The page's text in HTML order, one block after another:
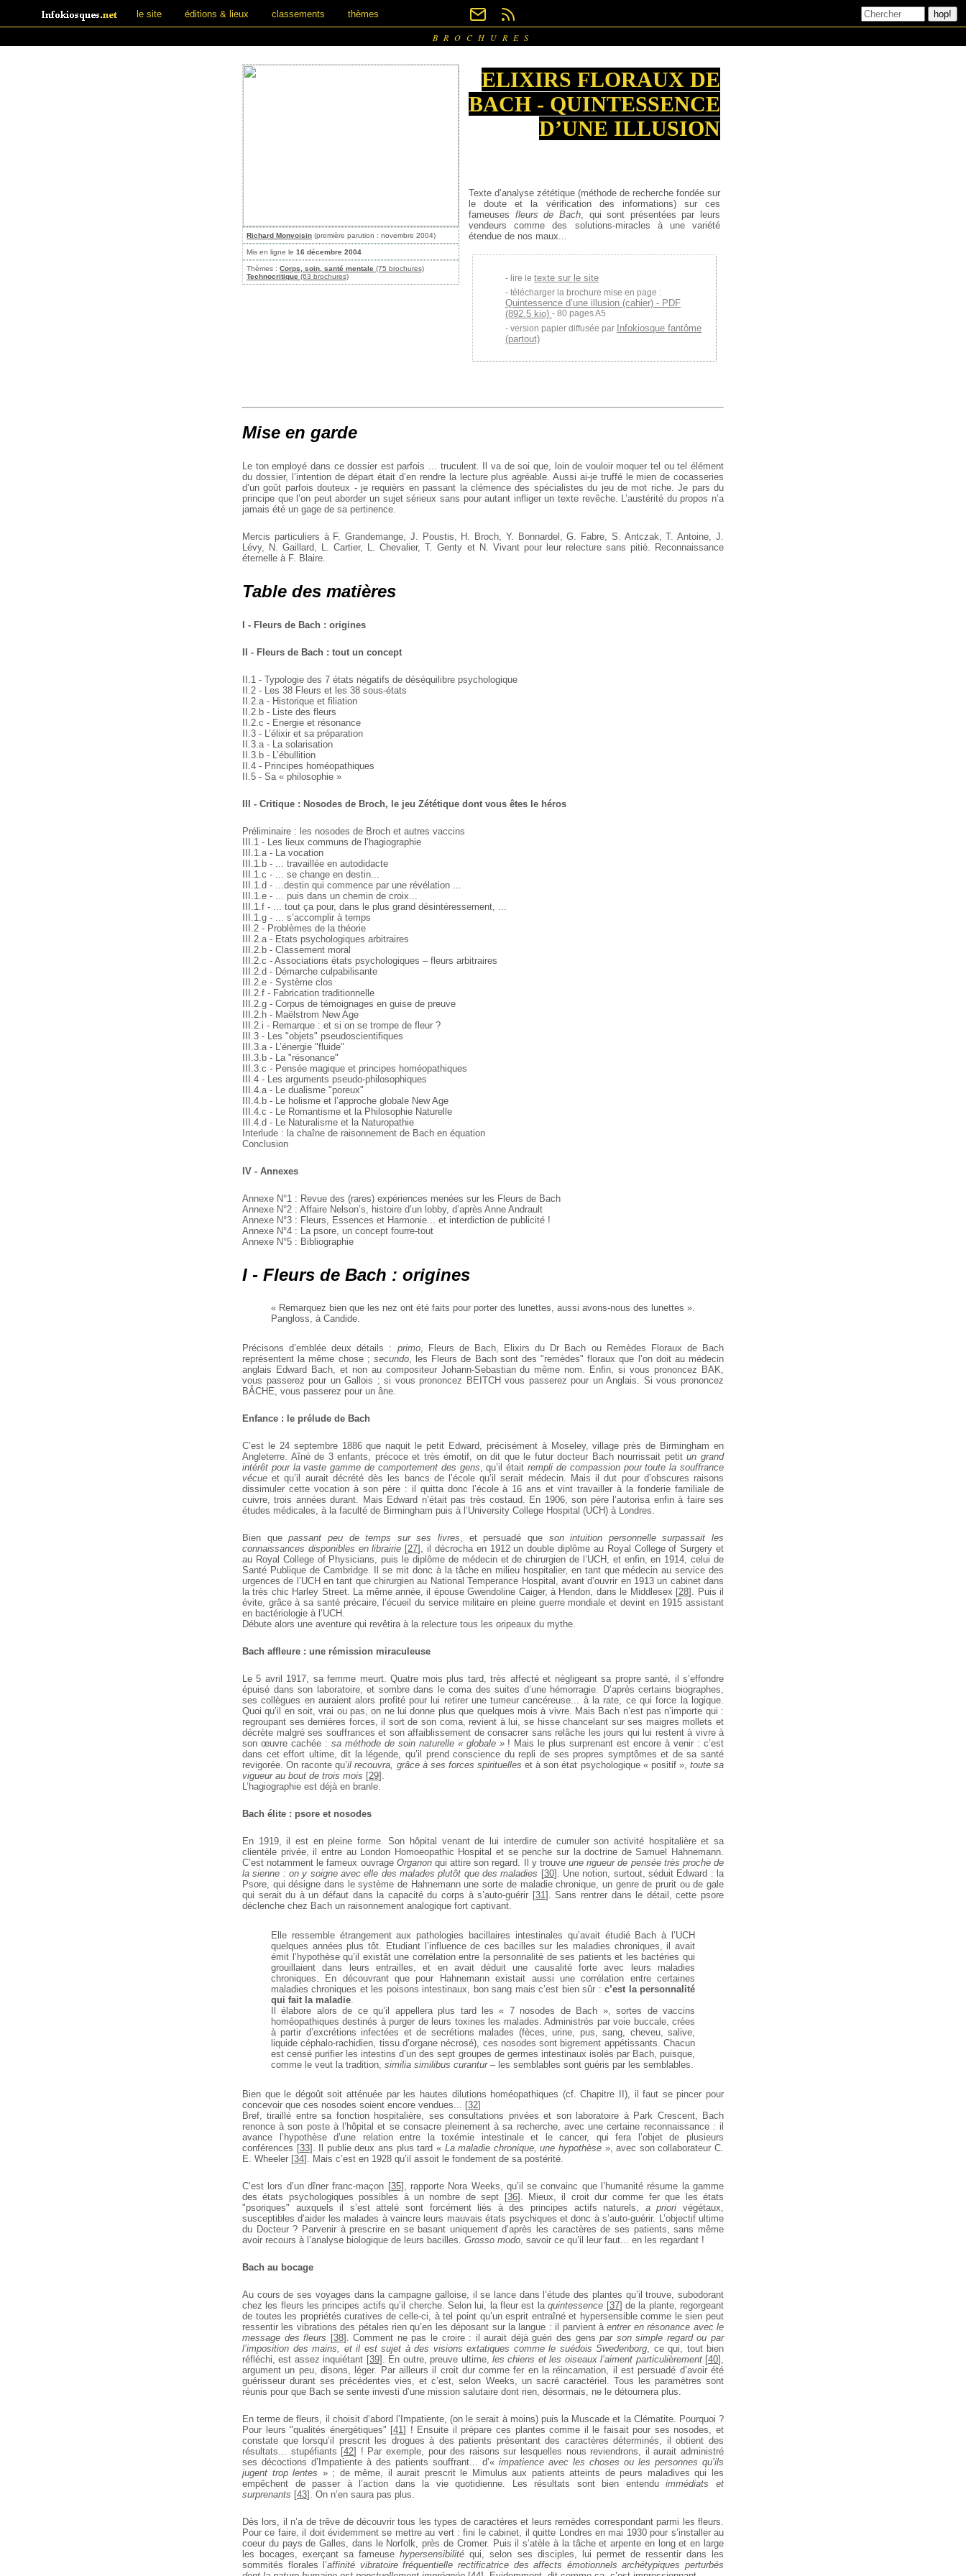
le site éditions & lieux classements thèmes
BROCHURES
Richard Monvoisin (première parution : novembre 2004)
Mis en ligne le 16 décembre 2004
Thèmes : Corps, soin, santé mentale (75 brochures)
Technocritique (63 brochures)
ELIXIRS FLORAUX DE
BACH - QUINTESSENCE
D’UNE ILLUSION
Texte d’analyse zététique (méthode de recherche fondée sur
le doute et la vérification des informations) sur ces
fameuses fleurs de Bach, qui sont présentées par leurs
vendeurs comme des solutions-miracles à une variété
étendue de nos maux...
lire le texte sur le site
télécharger la brochure mise en page :
Quintessence d’une illusion (cahier) - PDF
(892.5 kio) - 80 pages A5
version papier diffusée par Infokiosque fantôme
(partout)
Mise en garde
Le ton employé dans ce dossier est parfois ... truculent. Il va de soi que, loin de vouloir moquer tel ou tel élément
du dossier, l’intention de départ était d’en rendre la lecture plus agréable. Aussi ai-je truffé le mien de cocasseries
d’un goût parfois douteux - je requièrs en passant la clémence des spécialistes du jeu de mot riche. Je pars du
principe que l’on peut aborder un sujet sérieux sans pour autant infliger un texte revêche. L’austérité du propos n’a
jamais été un gage de sa pertinence.
Mercis particuliers à F. Grandemange, J. Poustis, H. Broch, Y. Bonnardel, G. Fabre, S. Antczak, T. Antoine, J.
Lévy, N. Gaillard, L. Cartier, L. Chevalier, T. Genty et N. Vivant pour leur relecture sans pitié. Reconnaissance
éternelle à F. Blaire.
Table des matières
I - Fleurs de Bach : origines
II - Fleurs de Bach : tout un concept
II.1 - Typologie des 7 états négatifs de déséquilibre psychologique
II.2 - Les 38 Fleurs et les 38 sous-états
II.2.a - Historique et filiation
II.2.b - Liste des fleurs
II.2.c - Energie et résonance
II.3 - L’élixir et sa préparation
II.3.a - La solarisation
II.3.b - L’ébullition
II.4 - Principes homéopathiques
II.5 - Sa « philosophie »
III - Critique : Nosodes de Broch, le jeu Zététique dont vous êtes le héros
Préliminaire : les nosodes de Broch et autres vaccins
III.1 - Les lieux communs de l’hagiographie
III.1.a - La vocation
III.1.b - ... travaillée en autodidacte
III.1.c - ... se change en destin...
III.1.d - ...destin qui commence par une révélation ...
III.1.e - ... puis dans un chemin de croix...
III.1.f - ... tout ça pour, dans le plus grand désintéressement, ...
III.1.g - ... s’accomplir à temps
III.2 - Problèmes de la théorie
III.2.a - Etats psychologiques arbitraires
III.2.b - Classement moral
III.2.c - Associations états psychologiques – fleurs arbitraires
III.2.d - Démarche culpabilisante
III.2.e - Système clos
III.2.f - Fabrication traditionnelle
III.2.g - Corpus de témoignages en guise de preuve
III.2.h - Maëlstrom New Age
III.2.i - Remarque : et si on se trompe de fleur ?
III.3 - Les "objets" pseudoscientifiques
III.3.a - L’énergie "fluide"
III.3.b - La "résonance"
III.3.c - Pensée magique et principes homéopathiques
III.4 - Les arguments pseudo-philosophiques
III.4.a - Le dualisme "poreux"
III.4.b - Le holisme et l’approche globale New Age
III.4.c - Le Romantisme et la Philosophie Naturelle
III.4.d - Le Naturalisme et la Naturopathie
Interlude : la chaîne de raisonnement de Bach en équation
Conclusion
IV - Annexes
Annexe N°1 : Revue des (rares) expériences menées sur les Fleurs de Bach
Annexe N°2 : Affaire Nelson’s, histoire d’un lobby, d’après Anne Andrault
Annexe N°3 : Fleurs, Essences et Harmonie... et interdiction de publicité !
Annexe N°4 : La psore, un concept fourre-tout
Annexe N°5 : Bibliographie
I - Fleurs de Bach : origines
« Remarquez bien que les nez ont été faits pour porter des lunettes, aussi avons-nous des lunettes ».
Pangloss, à Candide.
Précisons d’emblée deux détails : primo, Fleurs de Bach, Elixirs du Dr Bach ou Remèdes Floraux de Bach
représentent la même chose ; secundo, les Fleurs de Bach sont des "remèdes" floraux que l’on doit au médecin
anglais Edward Bach, et non au compositeurJohann-Sebastian du même nom. Enfin, si vous prononcez BAK,
vous passerez pour unGallois ; si vous prononcez BEITCH vous passerez pour un Anglais. Si vous prononcez
BÂCHE, vous passerez pour un âne.
Enfance : le prélude de Bach
C’est le 24 septembre 1886 que naquit le petit Edward, précisément à Moseley, village près de Birmingham en
Angleterre. Aîné de 3 enfants, précoce et très émotif, on dit que le futurdocteur Bach nourrissait petitun grand
intérêt pour la vaste gamme de comportement des gens, qu’il étaitrempli de compassion pour toute la souffrance
vécue et qu’il aurait décrété dès les bancs de l’école qu’il serait médecin. Mais il dut pour d’obscures raisons
dissimuler cettevocation à son père : il quitta donc l’école à 16 ans et vint travailler à la fonderie familiale de
cuivre, trois années durant. Mais Edward n’était pas très costaud. En 1906, son père l’autorisaenfin à faire ses
études médicales, à la faculté de Birmingham puis à l’University College Hospital (UCH) à Londres.
Bien quepassant peu de temps sur ses livres, et persuadé que son intuition personnellesurpassait les
connaissances disponibles en librairie [27] , il décrocha en 1912 un double diplôme au Royal College of Surgery et
au Royal College of Physicians, puis le diplôme de médecin etde chirurgien de l’UCH, et enfin, en 1914, celui de
Santé Publique de Cambridge. Il se mit donc à la tâche en milieu hospitalier, en tant que médecin au service des
urgences de l’UCH en tant que chirurgien au National Temperance Hospital, avant d’ouvrir en 1913 un cabinet dans
la très chic Harley Street. La même année, il épouse Gwendoline Caiger, à Hendon, dans le Middlesex [28] . Puis il
évite, grâce à sa santé précaire, l’écueil du service militaire en pleine guerre mondiale et devint en 1915 assistant
en bactériologie à l’UCH.
Débute alors une aventure qui revêtira à la relecture tous les oripeaux du mythe.
Bach affleure : une rémission miraculeuse
Le 5 avril 1917, sa femme meurt. Quatre mois plus tard, très affecté et négligeant sa propresanté, il s’effondre
épuisé dans son laboratoire, et sombre dans le coma des suites d’unehémorragie. D’après certains biographes,
ses collègues en auraient alors profité pour lui retirerune tumeur cancéreuse... à la rate, ce qui force la logique.
Quoi qu’il en soit, vrai ou pas, on nelui donne plus que quelques mois à vivre. Mais Bach n’est pas n’importe qui :
regroupant ses dernières forces, il sort de son coma, revient à lui, se hisse chancelant sur ses maigres mollets et
décrète malgré ses souffrances et son affaiblissement de consacrer sans relâche les jours qui lui restent à vivre à
son œuvre cachée : sa méthode de soin naturelle « globale »! Mais le plus surprenant est encore à venir : c’est
dans cet effort ultime, dit la légende, qu’il prend conscience du repli de ses propres symptômes et de sa santé
revigorée. On raconte qu’il recouvra, grâce àses forces spirituelles et à son état psychologique « positif », toute sa
vigueur au bout de trois mois [29] .
L’hagiographie est déjà en branle.
Bach élite : psore et nosodes
En 1919, il est en pleine forme. Son hôpital venant de lui interdire de cumuler son activité hospitalière et sa
clientèle privée, il entre au London Homoeopathic Hospital et se penche surla doctrine de Samuel Hahnemann.
C’est notamment le fameux ouvrage Organonqui attire son regard. Il y trouveune rigueur de pensée très proche de
la sienne : on y soigne avec elle des malades plutôt que des maladies [30] . Une notion, surtout, séduit Edward : la
Psore, qui désigne dans le système de Hahnemann une sorte de maladie chronique, un genre de prurit ou de gale
qui serait du à un défaut dans la capacité du corps à s’auto-guérir [31] . Sans rentrer dans le détail, cette psore
déclenche chez Bach un raisonnement analogique fort captivant.
Elle ressemble étrangement aux pathologies bacillaires intestinales qu’avait étudié Bach à l’UCH
quelques années plus tôt. Etudiantl’influence de ces bacilles sur les maladies chroniques, il avait
émit l’hypothèse qu’il existât une corrélation entre la personnalité de ses patients et les bactéries qui
grouillaient dans leurs entrailles, et enavait déduit une causalité forte avec leurs maladies
chroniques. En découvrant que pour Hahnemann existait aussi une corrélation entrecertaines
maladies chroniques et les poisons intestinaux, bon sang mais c’est bien sûr :c’est la personnalité
qui fait la maladie.
Il élabore alors de ce qu’il appellera plus tard les « 7 nosodes de Bach », sortes de vaccins
homéopathiques destinés à purger de leurs toxines les malades. Administrés par voie buccale, crées
à partir d’excrétions infectées et de secrétions malades (fèces, urine, pus, sang, cheveu, salive,
liquide céphalo-rachidien, tissu d’organe nécrosé), ces nosodes sont bigrement appétissants. Chacun
est censé purifier les intestins d’un des sept groupes de germes intestinaux isolés par Bach, puisque,
comme le veut la tradition, similia similibus curantur– les semblables sont guéris par les semblables.
Bien que le dégoût soit atténuée par les hautes dilutions homéopathiques (cf. Chapitre II), il faut se pincer pour
concevoir que ces nosodes soient encore vendues... [32]
Bref, tiraillé entre sa fonction hospitalière, ses consultations privées et son laboratoire à Park Crescent, Bach
renonce à son poste à l’hôpital et se consacre pleinement à sa recherche, avec une certaine reconnaissance : il
avance l’hypothèse d’une relation entre la toxémie intestinaleet le cancer, qui fera l’objet de plusieurs
conférences [33] . Il publie deux ans plus tard « La maladie chronique, une hypothèse», avec son collaborateur C.
E. Wheeler [34] . Mais c’est en 1928 qu’il assoit le fondement de sa postérité.
C’est lors d’un dîner franc-maçon [35] , rapporte Nora Weeks, qu’il se convainc que l’humanité résume la gamme
des états psychologiques possibles à un nombre de sept [36] . Mieux, il croit dur comme fer que les états
"psoriques" auxquels il s’est attelé sont forcément liés à des principes actifs naturels, a priori végétaux,
susceptibles d’aider les malades à vaincre leurs mauvais états psychiques et donc à s’auto-guérir. L’objectif ultime
du Docteur ? Parvenir à prescrire en sebasant uniquement d’après les caractères de ses patients, sans même
avoir recours à l’analyse biologique de leurs bacilles. Grosso modo, savoir ce qu’il leur faut... en les regardant !
Bach au bocage
Au cours de ses voyages dans la campagne galloise, il se lance dans l’étude des plantes qu’il trouve, subodorant
chez les fleurs les principes actifs qu’il cherche. Selon lui, la fleur est la quintessence [37] de la plante, regorgeant
de toutes les propriétés curatives de celle-ci, à tel point qu’un esprit entraîné et hypersensible comme le sien peut
ressentir les vibrations des pétales rien qu’en les déposant sur la langue : il parvient àentrer en résonance avec le
message des fleurs [38] . Comment ne pas le croire : il aurait déjà guéri des genspar son simple regard ou par
l’imposition des mains, et il est sujet à des visions extatiques comme le suédois Swedenborg, cequi, tout bien
réfléchi, est assez inquiétant [39] . En outre, preuve ultime, les chiens et les oiseauxl’aiment particulièrement[40] ,
argument un peu, disons, léger. Par ailleurs il croit dur comme fer en la réincarnation, il est persuadé d’avoir été
guérisseur durant ses précédentes vies, et c’est, selon Weeks, un sacré caractériel. Tous les paramètres sont
réunis pour que Bach se sente investi d’une mission salutaire dont rien, désormais, ne le détournera plus.
En terme de fleurs, il choisit d’abord l’Impatiente, (on le serait à moins) puis la Muscade et laClématite. Pourquoi ?
Pour leurs "qualités énergétiques" [41] ! Ensuite il prépare ces plantes comme il le faisait pour ses nosodes, et
constate que lorsqu’il prescrit les drogues à des patients présentant des caractères déterminés, il obtient des
résultats... stupéfiants [42] ! Par exemple, pourdes raisons sur lesquelles nous reviendrons, il aurait administré
ses décoctions d’Impatiente àdes patients souffrant... d’« impatience avec les choses ou les personnes qu’ils
jugent trop lentes » ; de même, il aurait prescrit le Mimulus aux patients atteints de peurs maladives qui les
empêchent de passer à l’action dans la vie quotidienne. Les résultats sont bien entenduimmédiats et
surprenants [43] . On n’en saura pas plus.
Dès lors, il n’a de trêve de découvrir tous les types de caractères et leurs remèdes correspondantparmi les fleurs.
Pour ce faire, il doit évidemment se mettre au vert : fini le cabinet, il quitte Londres en mai 1930 pour s’installer au
coeur du pays de Galles, dans le Norfolk, près de Cromer. Puis il s’atèle à la tâche et arpente en long et en large
les bocages, exerçant sa fameuse hypersensibilité qui, selon ses disciples, lui permet de ressentir dans les
sommités florales l’affinité vibratoire fréquentielle rectificatrice des affects émotionnels archétypiques perturbés